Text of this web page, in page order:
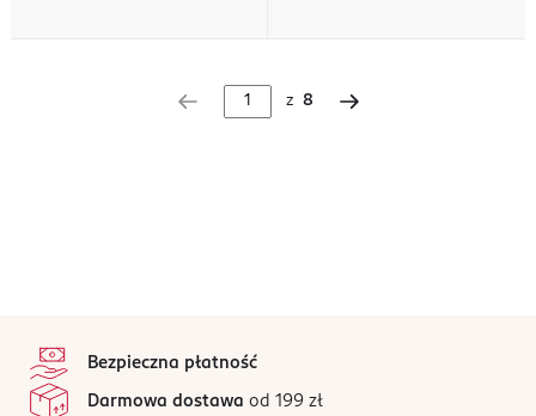
z 8
Bezpieczna płatność
Darmowa dostawa od 199 zł